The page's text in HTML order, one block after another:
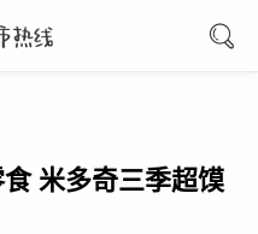
米多奇三季超馍